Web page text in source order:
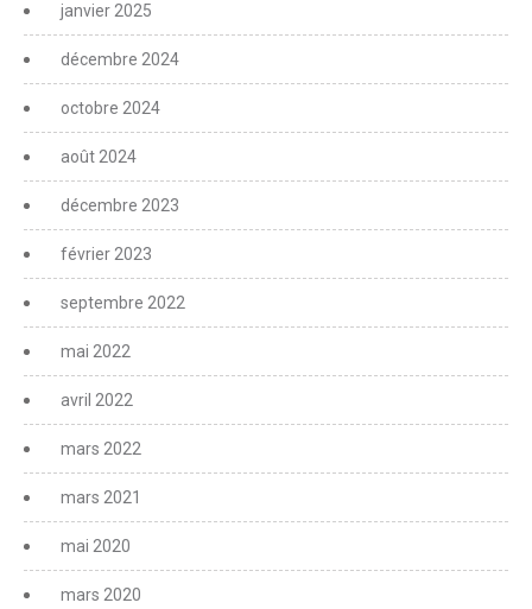
janvier 2025
décembre 2024
octobre 2024
août 2024
décembre 2023
février 2023
septembre 2022
mai 2022
avril 2022
mars 2022
mars 2021
mai 2020
mars 2020